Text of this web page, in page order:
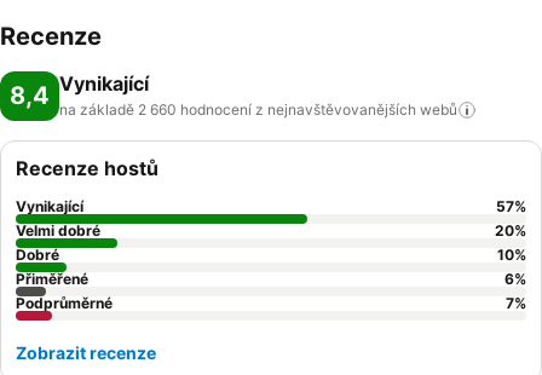
Recenze
8,4 Vynikající
na základě 2 660 hodnocení z nejnavštěvovanějších webů
Recenze hostů
Vynikající 57%
Velmi dobré
20%
Dobré
10%
Přiměřené
6%
Podprůměrné
7%
Zobrazit recenze